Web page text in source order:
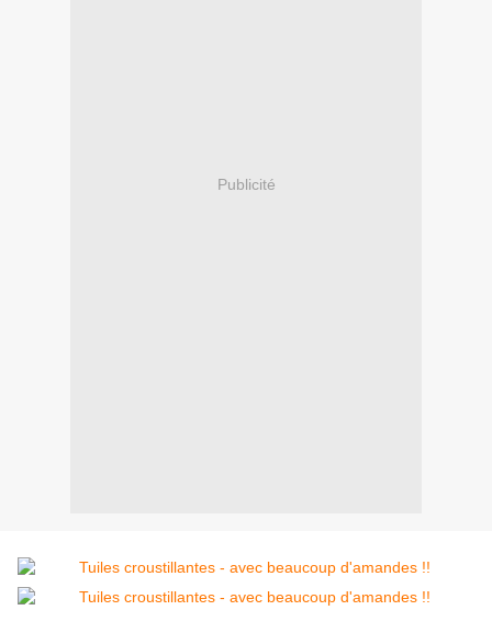
Publicité